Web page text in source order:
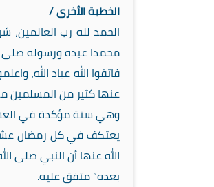
الخطبة الأخرى /
الحمد لله رب العالمين،
محمدا عبده ورسوله صلى
فاتقوا الله عباد الله،
عنها كثير من المسلمين
وهي سنة مؤكدة في
يعتكف في كل رمضان
الله عنها أن النبي صلى
بعده” متفق عليه.